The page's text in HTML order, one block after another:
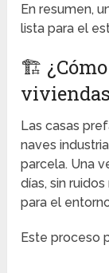
En resumen,
lista para el
🏗️
Las casas
naves
parcela. Una
días, sin
para el
Este proceso